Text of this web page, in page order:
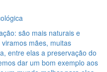
são mais naturais e
mães, muitas
entre elas a preservação do
dar um bom exemplo aos